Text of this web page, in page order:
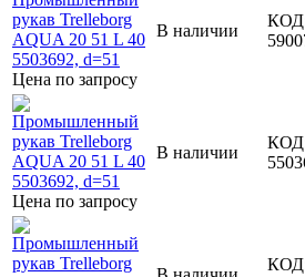
Цена по запросу
В наличии
Цена по запросу
В наличии